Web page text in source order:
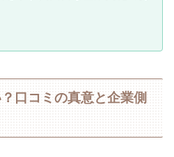
口コミの真意と企業側